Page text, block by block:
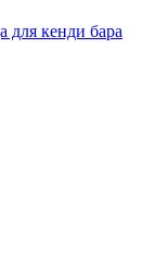
для кенди бара